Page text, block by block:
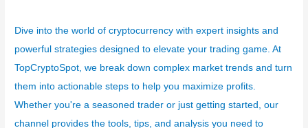
í
s
Dive into the world of cryptocurrency with expert insights and
powerful strategies designed to elevate your trading game. At
TopCryptoSpot, we break down complex market trends and turn
them into actionable steps to help you maximize profits.
Whether you're a seasoned trader or just getting started, our
channel provides the tools, tips, and analysis you need to